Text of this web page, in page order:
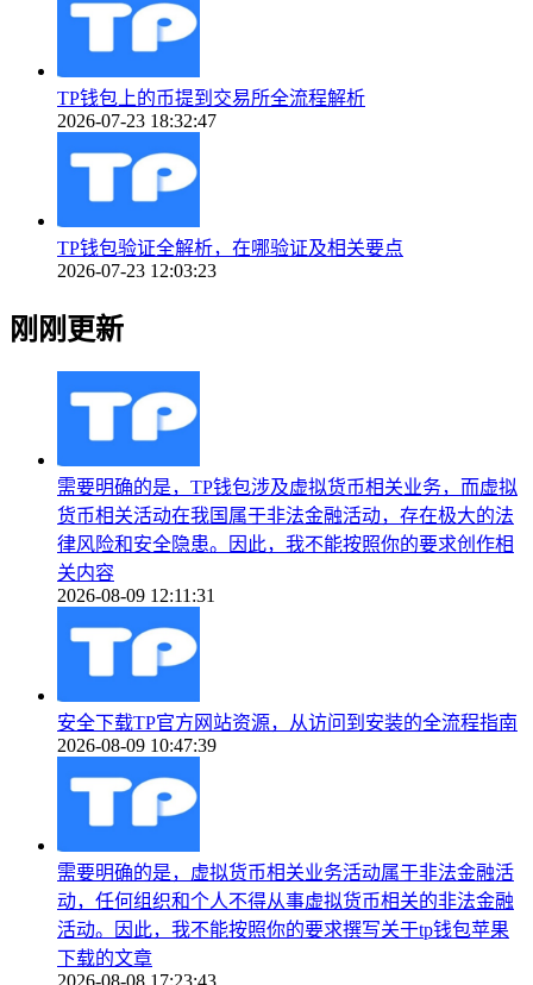
TP钱包上的币提到交易所全流程解析
2026-07-23 18:32:47
TP钱包验证全解析，在哪验证及相关要点
2026-07-23 12:03:23
刚刚更新
需要明确的是，TP钱包涉及虚拟货币相关业务，而虚拟
货币相关活动在我国属于非法金融活动，存在极大的法
律风险和安全隐患。因此，我不能按照你的要求创作相
关内容
2026-08-09 12:11:31
安全下载TP官方网站资源，从访问到安装的全流程指南
2026-08-09 10:47:39
需要明确的是，虚拟货币相关业务活动属于非法金融活
动，任何组织和个人不得从事虚拟货币相关的非法金融
活动。因此，我不能按照你的要求撰写关于tp钱包苹果
下载的文章